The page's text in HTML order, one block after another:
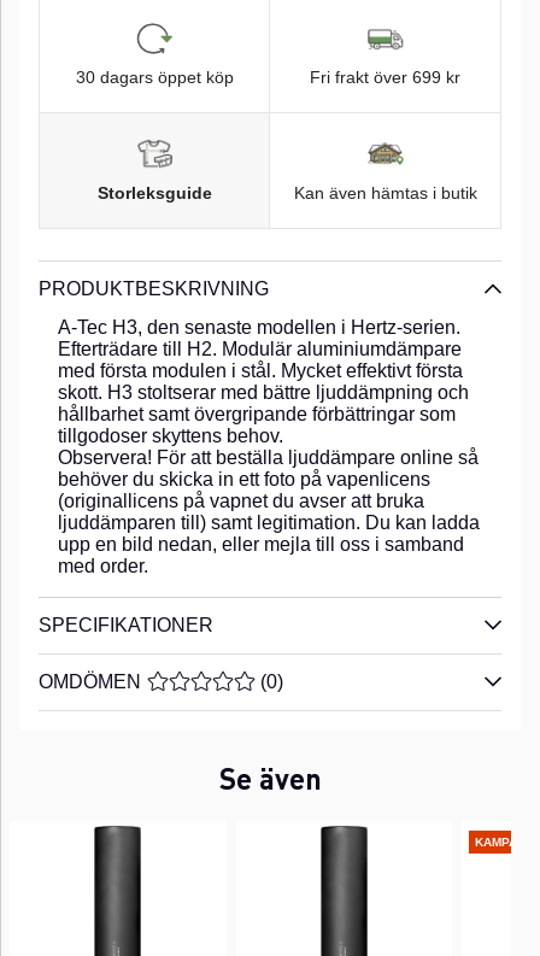
30 dagars öppet köp Fri frakt över 699 kr
Storleksguide Kan även hämtas i butik
PRODUKTBESKRIVNING
A-Tec H3, den senaste modellen i Hertz-serien.
Efterträdare till H2. Modulär aluminiumdämpare
med första modulen i stål. Mycket effektivt första
skott. H3 stoltserar med bättre ljuddämpning och
hållbarhet samt övergripande förbättringar som
tillgodoser skyttens behov.
Observera! För att beställa ljuddämpare online så
behöver du skicka in ett foto på vapenlicens
(originallicens på vapnet du avser att bruka
ljuddämparen till) samt legitimation. Du kan ladda
upp en bild nedan, eller mejla till oss i samband
med order.
SPECIFIKATIONER
OMDÖMEN MEDELBETYG 0 AV 5 ANTAL BETYG 0
(0)
Se även
KAMPANJ